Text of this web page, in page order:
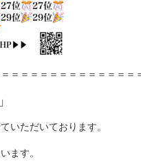
＝＝＝＝＝＝＝＝＝＝＝＝＝
いただいております。
ます。